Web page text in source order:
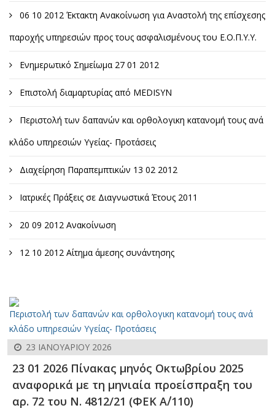
06 10 2012 Έκτακτη Ανακοίνωση για Αναστολή της επίσχεσης
παροχής υπηρεσιών προς τους ασφαλισμένους του Ε.Ο.Π.Υ.Υ.
Ενημερωτικό Σημείωμα 27 01 2012
Επιστολή διαμαρτυρίας από MEDISYN
Περιστολή των δαπανών και ορθολογικη κατανομή τους ανά
κλάδο υπηρεσιών Υγείας- Προτάσεις
Διαχείρηση Παραπεμπτικών 13 02 2012
Ιατρικές Πράξεις σε Διαγνωστικά Έτους 2011
20 09 2012 Ανακοίνωση
12 10 2012 Αίτημα άμεσης συνάντησης
Περιστολή των δαπανών και ορθολογικη κατανομή τους ανά
κλάδο υπηρεσιών Υγείας- Προτάσεις
23 ΙΑΝΟΥΑΡΊΟΥ 2026
23 01 2026 Πίνακας μηνός Οκτωβρίου 2025
αναφορικά με τη μηνιαία προείσπραξη του
αρ. 72 του Ν. 4812/21 (ΦΕΚ Α΄/110)